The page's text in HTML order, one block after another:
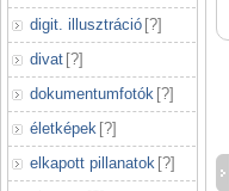
digit. illusztráció [?]
divat [?]
dokumentumfotók [?]
életképek [?]
elkapott pillanatok [?]